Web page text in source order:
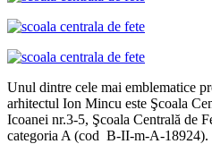
Unul dintre cele mai emblematice
arhitectul Ion Mincu este Şcoala
Icoanei nr.3-5, Şcoala Centrală de
categoria A (cod B-II-m-A-18924).